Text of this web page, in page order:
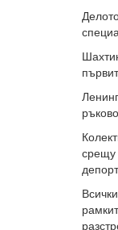
срещу